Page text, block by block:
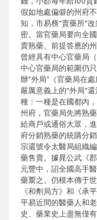
假如地處偏僻的州府
知，市易務“賣藥所”
密。當官藥局要向全
賣熟藥。前提答應的
曾經具有中心官藥局
中心官藥局的範圍仍
辦“外局”（官藥局在
嚴厲意義上的“外局”
種：一種是在國都內
州府，官藥局先將熟
給商戶或通俗大眾，
府分銷熟藥的統購分
宗還號令太醫局組織
藥售賣。據晁公武《
元豐中，詔全國高手
藥鬻之。仍模本傳于
《和劑局方》和《承
平易近間的醫藥人和
史、藥業史上盡無僅